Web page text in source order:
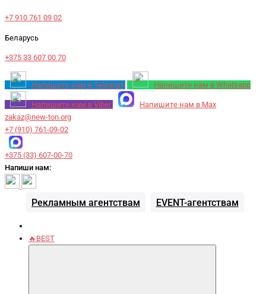
+7 910 761 09 02
Беларусь
+375 33 607 00 70
Напишите нам в Telegram Напишите нам в Whatsapp
Напишите нам в Viber
Напишите нам в Max
zakaz@new-ton.org
+7 (910) 761-09-02
+375 (33) 607-00-70
Напиши нам:
Рекламным агентствам EVENT-агентствам
🔥BEST